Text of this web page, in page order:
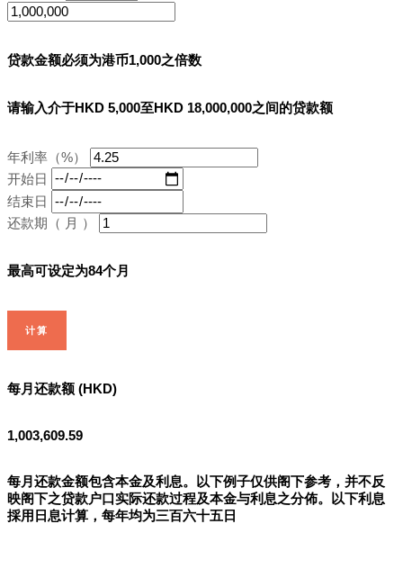
贷款金额必须为港币1,000之倍数
请输入介于HKD 5,000至HKD 18,000,000之间的贷款额
年利率（%）
开始日
结束日
还款期（ 月 ）
最高可设定为84个月
计算
每月还款额 (HKD)
1,003,609.59
每月还款金额包含本金及利息。以下例子仅供阁下参考，并不反
映阁下之贷款户口实际还款过程及本金与利息之分佈。以下利息
採用日息计算，每年均为三百六十五日